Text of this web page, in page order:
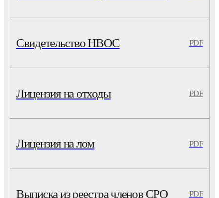
Свидетельство НВОС PDF
Лицензия на отходы PDF
Лицензия на лом PDF
Выписка из реестра членов СРО PDF